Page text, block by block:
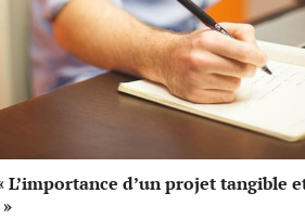
L’importance d’un projet tangible